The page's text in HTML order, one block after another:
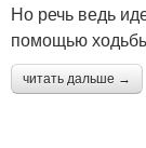
Но речь ведь
помощью
читать дальше →